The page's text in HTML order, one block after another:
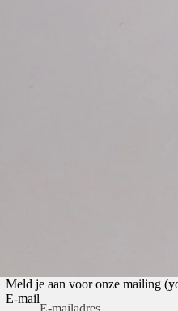
Meld je aan voor onze mailing
E-mail